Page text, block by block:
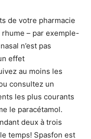
de votre pharmacie
– par exemple-
n’est pas
effet
au moins les
consultez un
les plus courants
le paracétamol.
deux à trois
temps! Spasfon est